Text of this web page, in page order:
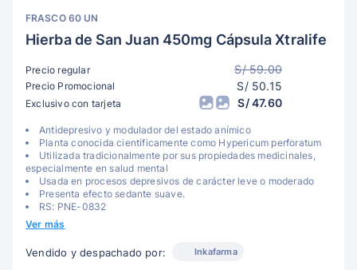
FRASCO 60 UN
Hierba de San Juan 450mg Cápsula Xtralife
Precio regular S/ 59.00
Precio Promocional S/ 50.15
Exclusivo con tarjeta S/ 47.60
Antidepresivo y modulador del estado anímico
Planta conocida científicamente como Hypericum perforatum
Utilizada tradicionalmente por sus propiedades medicinales,
especialmente en salud mental
Usada en procesos depresivos de carácter leve o moderado
Presenta efecto sedante suave.
RS: PNE-0832
Ver más
Vendido y despachado por: Inkafarma